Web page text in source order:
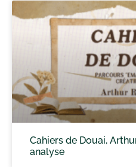
Cahiers de Douai,
analyse